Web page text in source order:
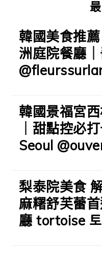
韓國美食推
洲庭院餐廳｜
韓國景福宮
｜甜點控必
Seoul
梨泰院美食
麻糬舒芙蕾
廳 tortoise